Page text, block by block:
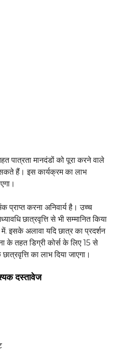
पात्रता मानदंडों को पूरा करने वाले
हैं। इस कार्यक्रम का लाभ
प्राप्त करना अनिवार्य है। उच्च
छात्रवृत्ति से भी सम्मानित किया
इसके अलावा यदि छात्र का प्रदर्शन
के तहत डिग्री कोर्स के लिए 15 से
का लाभ दिया जाएगा।
दस्तावेज